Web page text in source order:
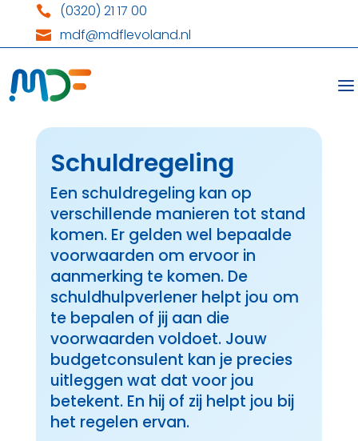
 (0320) 21 17 00
 mdf@mdflevoland.nl
Schuldregeling
Een schuldregeling kan op
verschillende manieren tot stand
komen. Er gelden wel bepaalde
voorwaarden om ervoor in
aanmerking te komen. De
schuldhulpverlener helpt jou om
te bepalen of jij aan die
voorwaarden voldoet. Jouw
budgetconsulent kan je precies
uitleggen wat dat voor jou
betekent. En hij of zij helpt jou bij
het regelen ervan.